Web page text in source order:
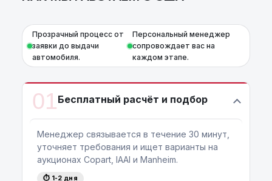
Прозрачный процесс от
заявки до выдачи
автомобиля.
Персональный менеджер
сопровождает вас на
каждом этапе.
01Бесплатный расчёт и подбор
Менеджер связывается в течение 30 минут,
уточняет требования и ищет варианты на
аукционах Copart, IAAI и Manheim.
⏱ 1-2 дня